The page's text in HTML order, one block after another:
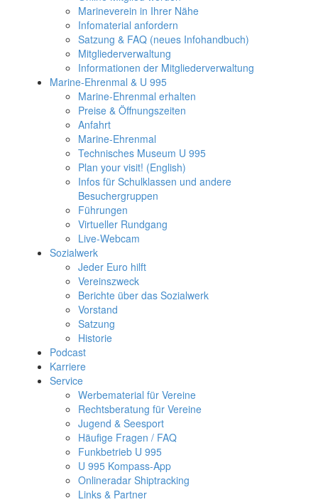
Marineverein in Ihrer Nähe
Infomaterial anfordern
Satzung & FAQ (neues Infohandbuch)
Mitgliederverwaltung
Informationen der Mitgliederverwaltung
Marine-Ehrenmal & U 995
Marine-Ehrenmal erhalten
Preise & Öffnungszeiten
Anfahrt
Marine-Ehrenmal
Technisches Museum U 995
Plan your visit! (English)
Infos für Schulklassen und andere
Besuchergruppen
Führungen
Virtueller Rundgang
Live-Webcam
Sozialwerk
Jeder Euro hilft
Vereinszweck
Berichte über das Sozialwerk
Vorstand
Satzung
Historie
Podcast
Karriere
Service
Werbematerial für Vereine
Rechtsberatung für Vereine
Jugend & Seesport
Häufige Fragen / FAQ
Funkbetrieb U 995
U 995 Kompass-App
Onlineradar Shiptracking
Links & Partner